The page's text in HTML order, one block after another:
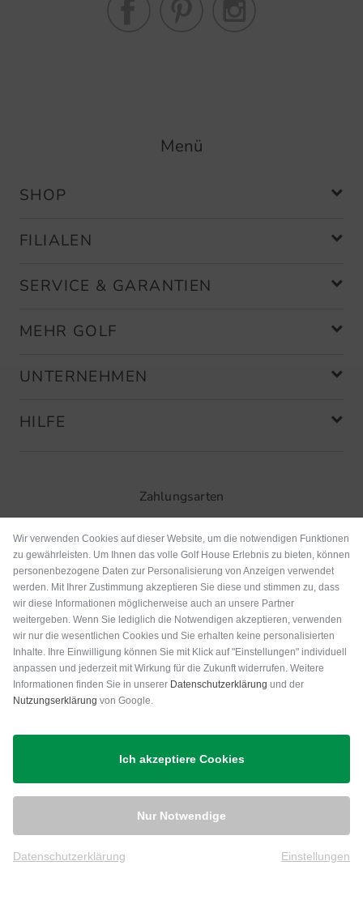
Menü
SHOP
FILIALEN
SERVICE & GARANTIEN
MEHR GOLF
UNTERNEHMEN
HILFE
Zahlungsarten
Versand
Wir verwenden Cookies auf dieser Website, um die notwendigen Funktionen
zu gewährleisten. Um Ihnen das volle Golf House Erlebnis zu bieten, können
personenbezogene Daten zur Personalisierung von Anzeigen verwendet
werden. Mit Ihrer Zustimmung akzeptieren Sie diese und stimmen zu, dass
wir diese Informationen möglicherweise auch an unsere Partner
weitergeben. Wenn Sie lediglich die Notwendigen akzeptieren, verwenden
wir nur die wesentlichen Cookies und Sie erhalten keine personalisierten
Inhalte. Ihre Einwilligung können Sie mit Klick auf "Einstellungen" individuell
anpassen und jederzeit mit Wirkung für die Zukunft widerrufen. Weitere
Informationen finden Sie in unserer Datenschutzerklärung und der
Nutzungserklärung von Google.
Ich akzeptiere Cookies
Nur Notwendige
Datenschutzerklärung Einstellungen